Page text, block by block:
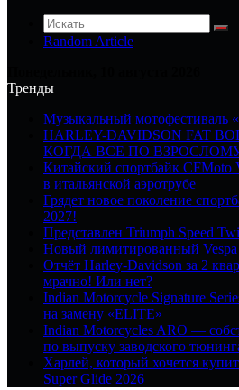
Random Article
Тренды
Музыкальный мотофестиваль
HARLEY-DAVIDSON FAT
КОГДА ВСЕ ПО ВЗРОСЛОМУ!
Китайский спортбайк CFMoto
в итальянской аэротрубе
Грядет новое поколение
2027!
Представлен Triumph Speed
Новый лимитированный Vespa
Отчёт Harley-Davidson за 2
мрачно! Или нет?
Indian Motorcycle Signature
на замену «ELITE»
Indian Motorcycles ARO —
по выпуску заводского
Харлей, который хочется
Super Glide 2026